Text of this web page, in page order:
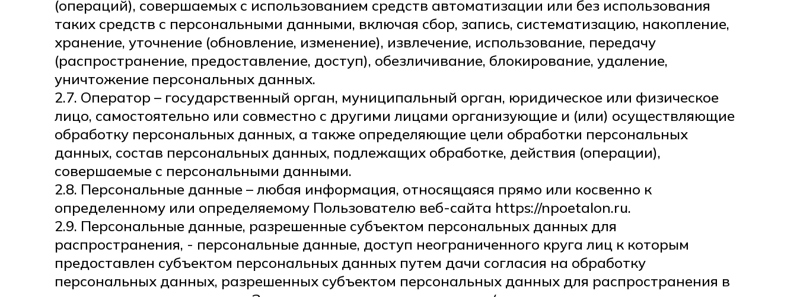
(операций), совершаемых с использованием средств автоматизации или без использования
таких средств с персональными данными, включая сбор, запись, систематизацию, накопление,
хранение, уточнение (обновление, изменение), извлечение, использование, передачу
(распространение, предоставление, доступ), обезличивание, блокирование, удаление,
уничтожение персональных данных.
2.7. Оператор – государственный орган, муниципальный орган, юридическое или физическое
лицо, самостоятельно или совместно с другими лицами организующие и (или) осуществляющие
обработку персональных данных, а также определяющие цели обработки персональных
данных, состав персональных данных, подлежащих обработке, действия (операции),
совершаемые с персональными данными.
2.8. Персональные данные – любая информация, относящаяся прямо или косвенно к
определенному или определяемому Пользователю веб-сайта https://npoetalon.ru.
2.9. Персональные данные, разрешенные субъектом персональных данных для
распространения, - персональные данные, доступ неограниченного круга лиц к которым
предоставлен субъектом персональных данных путем дачи согласия на обработку
персональных данных, разрешенных субъектом персональных данных для распространения в